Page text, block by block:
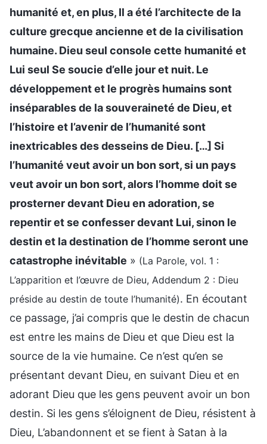
humanité et, en plus, Il a été l’architecte de la
culture grecque ancienne et de la civilisation
humaine. Dieu seul console cette humanité et
Lui seul Se soucie d’elle jour et nuit. Le
développement et le progrès humains sont
inséparables de la souveraineté de Dieu, et
l’histoire et l’avenir de l’humanité sont
inextricables des desseins de Dieu. […] Si
l’humanité veut avoir un bon sort, si un pays
veut avoir un bon sort, alors l’homme doit se
prosterner devant Dieu en adoration, se
repentir et se confesser devant Lui, sinon le
destin et la destination de l’homme seront une
catastrophe inévitable » (La Parole, vol. 1 :
L’apparition et l’œuvre de Dieu, Addendum 2 : Dieu
préside au destin de toute l’humanité). En écoutant
ce passage, j’ai compris que le destin de chacun
est entre les mains de Dieu et que Dieu est la
source de la vie humaine. Ce n’est qu’en se
présentant devant Dieu, en suivant Dieu et en
adorant Dieu que les gens peuvent avoir un bon
destin. Si les gens s’éloignent de Dieu, résistent à
Dieu, L’abandonnent et se fient à Satan à la